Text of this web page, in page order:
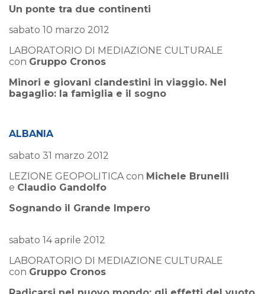
Un ponte tra due continenti
sabato 10 marzo 2012
LABORATORIO DI MEDIAZIONE CULTURALE
con Gruppo Cronos
Minori e giovani clandestini in viaggio. Nel
bagaglio: la famiglia e il sogno
ALBANIA
sabato 31 marzo 2012
LEZIONE GEOPOLITICA con Michele Brunelli
e Claudio Gandolfo
Sognando il Grande Impero
sabato 14 aprile 2012
LABORATORIO DI MEDIAZIONE CULTURALE
con Gruppo Cronos